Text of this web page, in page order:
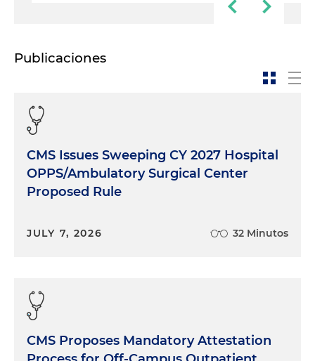
Publicaciones
CMS Issues Sweeping CY 2027 Hospital
OPPS/Ambulatory Surgical Center
Proposed Rule
JULY 7, 2026 32 Minutos
CMS Proposes Mandatory Attestation